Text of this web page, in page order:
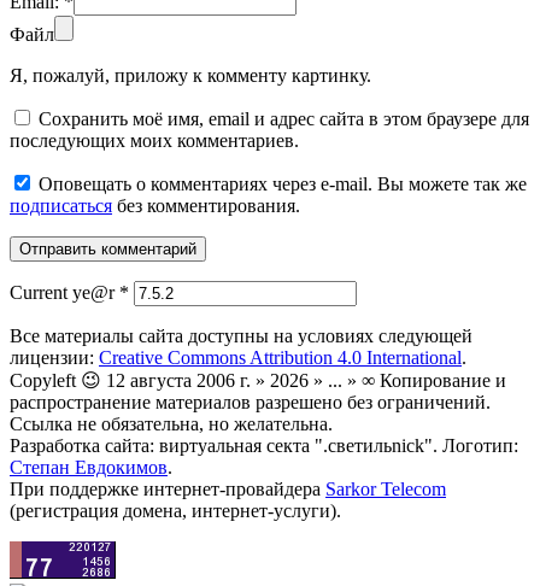
Файл
Я, пожалуй, приложу к комменту картинку.
Сохранить моё имя, email и адрес сайта в этом браузере для
последующих моих комментариев.
Оповещать о комментариях через e-mail. Вы можете так же
подписаться без комментирования.
Current ye@r *
Все материалы сайта доступны на условиях следующей
лицензии: Creative Commons Attribution 4.0 International.
Copyleft 😉 12 августа 2006 г. » 2026 » ... » ∞ Копирование и
распространение материалов разрешено без ограничений.
Ссылка не обязательна, но желательна.
Разработка сайта: виртуальная секта ".светильnick". Логотип:
Степан Евдокимов.
При поддержке интернет-провайдера Sarkor Telecom
(регистрация домена, интернет-услуги).